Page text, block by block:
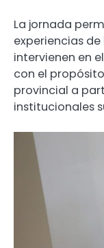
La jornada
experiencias
intervienen en
con el
provincial a
institucionales